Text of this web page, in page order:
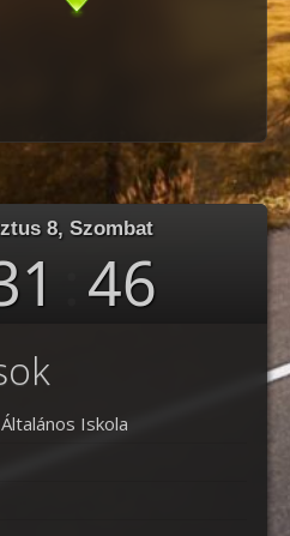
8, Szombat
46
Iskola